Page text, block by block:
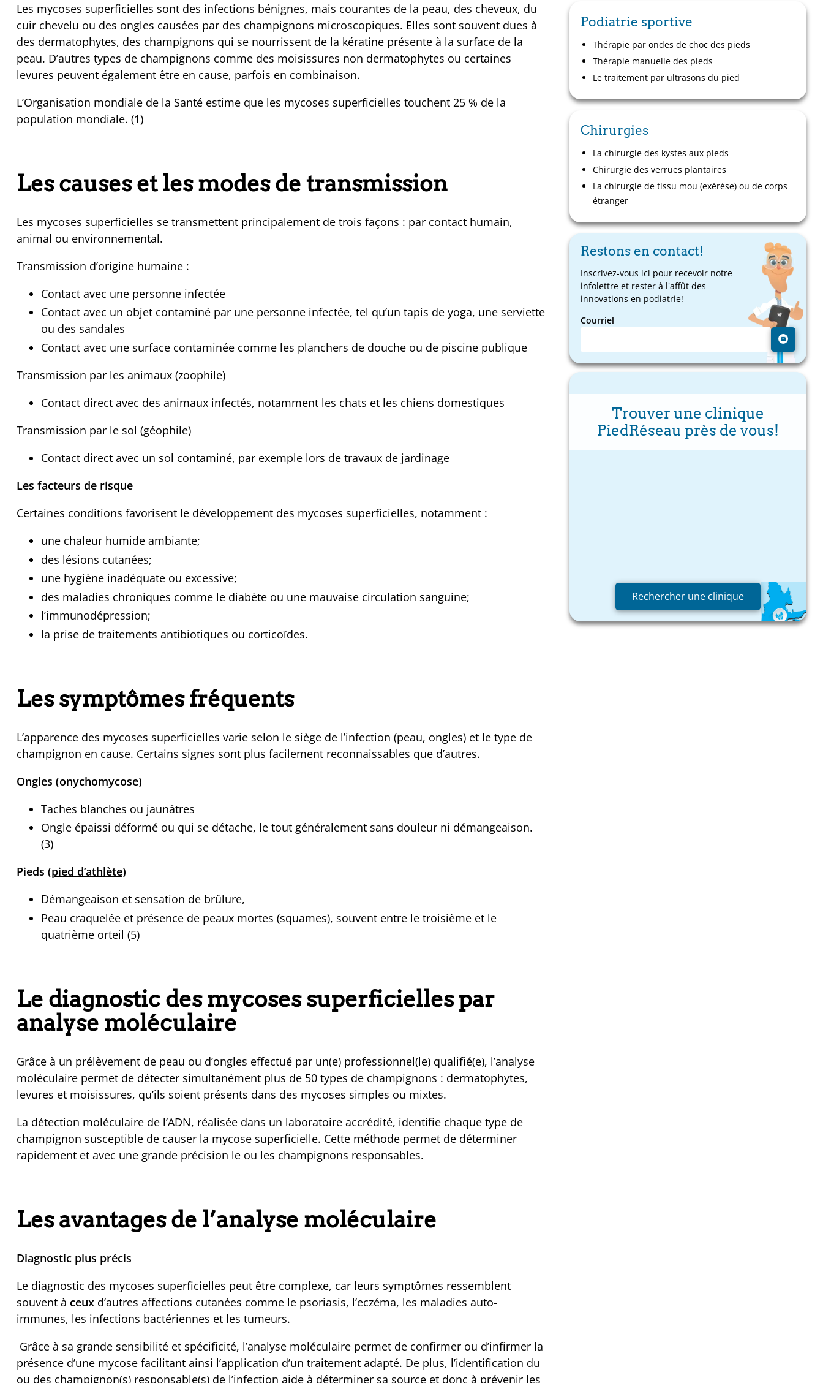
Les mycoses superficielles sont des infections bénignes, mais courantes de la peau, des cheveux, du
cuir chevelu ou des ongles causées par des champignons microscopiques. Elles sont souvent dues à
des dermatophytes, des champignons qui se nourrissent de la kératine présente à la surface de la
peau. D’autres types de champignons comme des moisissures non dermatophytes ou certaines
levures peuvent également être en cause, parfois en combinaison.
L’Organisation mondiale de la Santé estime que les mycoses superficielles touchent 25 % de la
population mondiale. (1)
Les causes et les modes de transmission
Les mycoses superficielles se transmettent principalement de trois façons : par contact humain,
animal ou environnemental.
Transmission d’origine humaine :
Contact avec une personne infectée
Contact avec un objet contaminé par une personne infectée, tel qu’un tapis de yoga, une serviette
ou des sandales
Contact avec une surface contaminée comme les planchers de douche ou de piscine publique
Transmission par les animaux (zoophile)
Contact direct avec des animaux infectés, notamment les chats et les chiens domestiques
Transmission par le sol (géophile)
Contact direct avec un sol contaminé, par exemple lors de travaux de jardinage
Les facteurs de risque
Certaines conditions favorisent le développement des mycoses superficielles, notamment :
une chaleur humide ambiante;
des lésions cutanées;
une hygiène inadéquate ou excessive;
des maladies chroniques comme le diabète ou une mauvaise circulation sanguine;
l’immunodépression;
la prise de traitements antibiotiques ou corticoïdes.
Les symptômes fréquents
L’apparence des mycoses superficielles varie selon le siège de l’infection (peau, ongles) et le type de
champignon en cause. Certains signes sont plus facilement reconnaissables que d’autres.
Ongles (onychomycose)
Taches blanches ou jaunâtres
Ongle épaissi déformé ou qui se détache, le tout généralement sans douleur ni démangeaison.
(3)
Pieds (pied d’athlète)
Démangeaison et sensation de brûlure,
Peau craquelée et présence de peaux mortes (squames), souvent entre le troisième et le
quatrième orteil (5)
Le diagnostic des mycoses superficielles par
analyse moléculaire
Grâce à un prélèvement de peau ou d’ongles effectué par un(e) professionnel(le) qualifié(e), l’analyse
moléculaire permet de détecter simultanément plus de 50 types de champignons : dermatophytes,
levures et moisissures, qu’ils soient présents dans des mycoses simples ou mixtes.
La détection moléculaire de l’ADN, réalisée dans un laboratoire accrédité, identifie chaque type de
champignon susceptible de causer la mycose superficielle. Cette méthode permet de déterminer
rapidement et avec une grande précision le ou les champignons responsables.
Les avantages de l’analyse moléculaire
Diagnostic plus précis
Le diagnostic des mycoses superficielles peut être complexe, car leurs symptômes ressemblent
souvent à ceux d’autres affections cutanées comme le psoriasis, l’eczéma, les maladies auto-
immunes, les infections bactériennes et les tumeurs.
Grâce à sa grande sensibilité et spécificité, l’analyse moléculaire permet de confirmer ou d’infirmer la
présence d’une mycose facilitant ainsi l’application d’un traitement adapté. De plus, l’identification du
ou des champignon(s) responsable(s) de l’infection aide à déterminer sa source et donc à prévenir les
Podiatrie sportive
Thérapie par ondes de choc des pieds
Thérapie manuelle des pieds
Le traitement par ultrasons du pied
Chirurgies
La chirurgie des kystes aux pieds
Chirurgie des verrues plantaires
La chirurgie de tissu mou (exérèse) ou de corps
étranger
Restons en contact!
Inscrivez-vous ici pour recevoir notre
infolettre et rester à l'affût des
innovations en podiatrie!
Courriel
Trouver une clinique
PiedRéseau près de vous!
Rechercher une clinique